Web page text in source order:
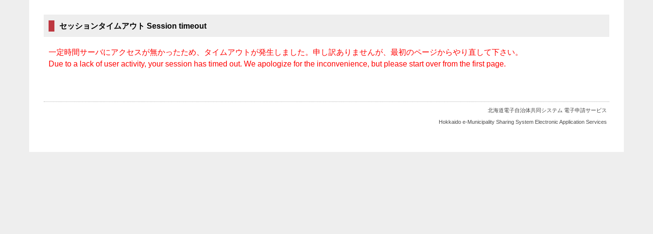
セッションタイムアウト Session timeout
一定時間サーバにアクセスが無かったため、タイムアウトが発生しました。申し訳ありませんが、最初のページからやり直して下さい。
Due to a lack of user activity, your session has timed out. We apologize for the inconvenience, but please start over from the first page.
北海道電子自治体共同システム 電子申請サービス
Hokkaido e-Municipality Sharing System Electronic Application Services